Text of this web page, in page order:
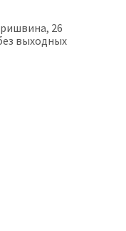
26
выходных